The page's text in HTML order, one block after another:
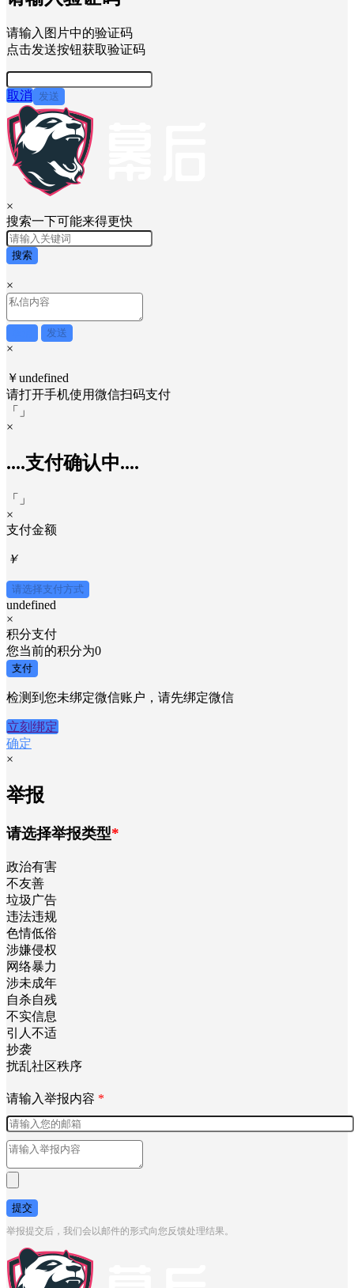
请输入图片中的验证码
点击发送按钮获取验证码
取消 发送
×
搜索一下可能来得更快
搜索
×
发送
×
￥undefined
请打开手机使用微信扫码支付
「
」
×
....支付确认中....
「
」
×
支付金额
￥
请选择支付方式
undefined
×
积分支付
您当前的积分为0
支付
检测到您未绑定微信账户，请先绑定微信
立刻绑定
确定
×
举报
请选择举报类型*
政治有害
不友善
垃圾广告
违法违规
色情低俗
涉嫌侵权
网络暴力
涉未成年
自杀自残
不实信息
引人不适
抄袭
扰乱社区秩序
请输入举报内容 *
提交
举报提交后，我们会以邮件的形式向您反馈处理结果。